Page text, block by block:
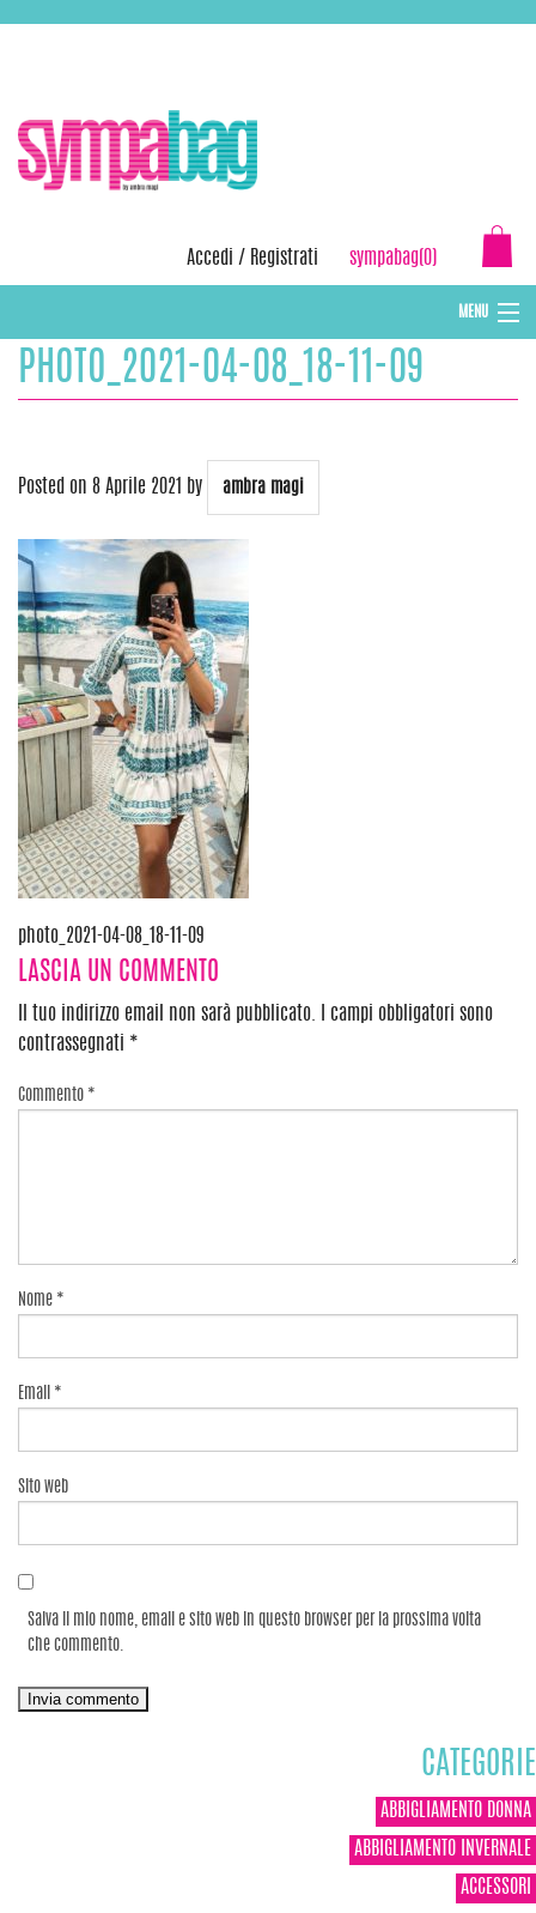
Accedi / Registrati sympabag(0)
MENU
CAPPELLI INVERNALI DONNA
PHOTO_2021-04-08_18-11-09
Posted on 8 Aprile 2021 by ambra magi
Navigazione
articoli
photo_2021-04-08_18-11-09
LASCIA UN COMMENTO
Il tuo indirizzo email non sarà pubblicato.
I campi obbligatori sono
contrassegnati *
Commento *
Nome *
Email *
Sito web
Salva il mio nome, email e sito web in questo browser per la prossima volta
che commento.
CATEGORIE
ABBIGLIAMENTO DONNA
ABBIGLIAMENTO INVERNALE
ACCESSORI